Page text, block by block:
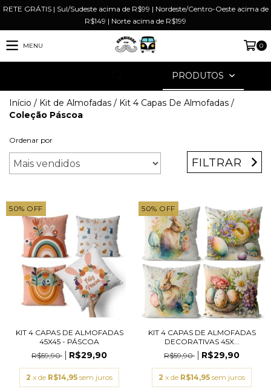
RETE GRÁTIS | Sul/Sudeste acima de R$99 | Nordeste/Centro-Oeste acima de
R$149 | Norte acima de R$199
MENU 0
PRODUTOS
Início / Kit de Almofadas / Kit 4 Capas De Almofadas /
Coleção Páscoa
Ordenar por
FILTRAR
50% OFF
KIT 4 CAPAS DE ALMOFADAS
45X45 - PÁSCOA
R$59,90
R$29,90
2 x de R$14,95 sem juros
50% OFF
KIT 4 CAPAS DE ALMOFADAS
DECORATIVAS 45X...
R$59,90
R$29,90
2 x de R$14,95 sem juros